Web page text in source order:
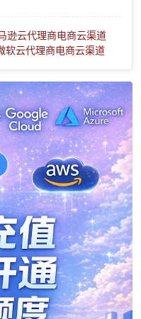
逊云代理商电商云渠道
软云代理商电商云渠道